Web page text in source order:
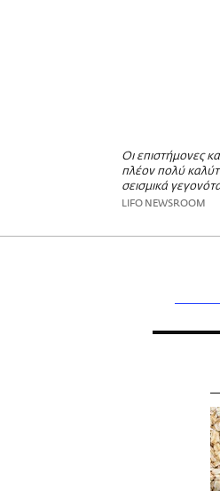
Οι επιστήμονες
πλέον πολύ
σεισμικά
LIFO NEWSROOM